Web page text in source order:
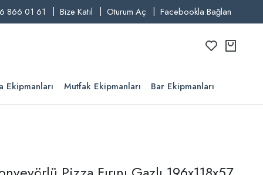
866 01 61 Bize Katıl Oturum Aç Facebookla Bağlan
Ekipmanları Mutfak Ekipmanları Bar Ekipmanları